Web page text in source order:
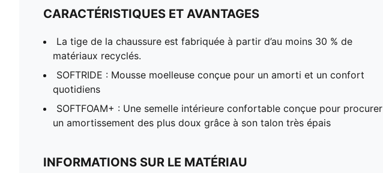
CARACTÉRISTIQUES ET AVANTAGES
La tige de la chaussure est fabriquée à partir d’au moins 30 % de
matériaux recyclés.
SOFTRIDE : Mousse moelleuse conçue pour un amorti et un confort
quotidiens
SOFTFOAM+ : Une semelle intérieure confortable conçue pour procurer
un amortissement des plus doux grâce à son talon très épais
INFORMATIONS SUR LE MATÉRIAU